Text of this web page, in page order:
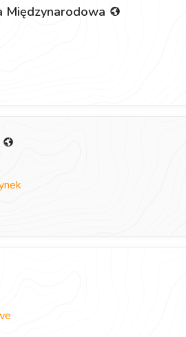
Międzynarodowa